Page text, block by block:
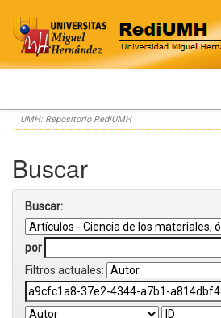
Skip
navigation
UMH: Repositorio RediUMH
Buscar
Buscar:
por
Filtros actuales: